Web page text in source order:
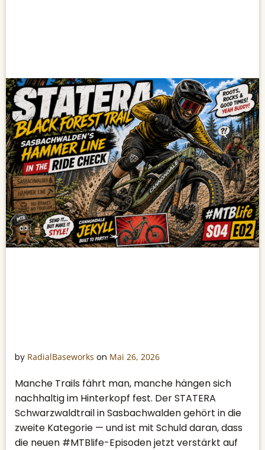
by RadialBaseworks on Mai 26, 2026
Manche Trails fährt man, manche hängen sich
nachhaltig im Hinterkopf fest. Der STATERA
Schwarzwaldtrail in Sasbachwalden gehört in die
zweite Kategorie — und ist mit Schuld daran, dass
die neuen #MTBlife-Episoden jetzt verstärkt auf